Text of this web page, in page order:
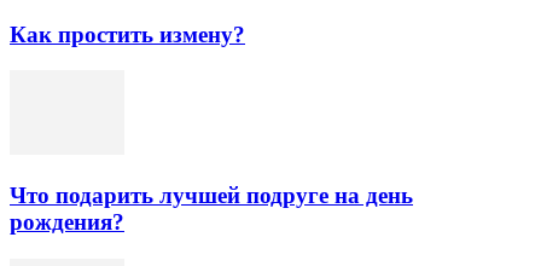
Как простить измену?
Что подарить лучшей подруге на день
рождения?